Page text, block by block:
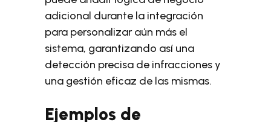
adicional durante la integración
para personalizar aún más el
sistema, garantizando así una
detección precisa de infracciones y
una gestión eficaz de las mismas.
Ejemplos de